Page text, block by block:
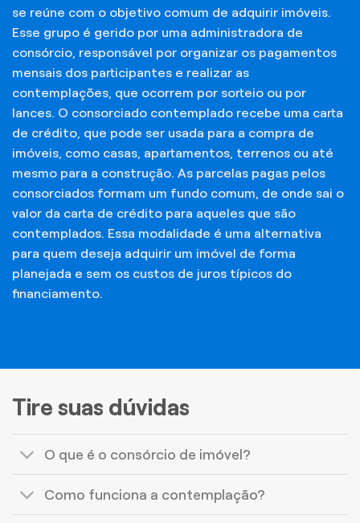
se reúne com o objetivo comum de adquirir imóveis.
Esse grupo é gerido por uma administradora de
consórcio, responsável por organizar os pagamentos
mensais dos participantes e realizar as
contemplações, que ocorrem por sorteio ou por
lances. O consorciado contemplado recebe uma carta
de crédito, que pode ser usada para a compra de
imóveis, como casas, apartamentos, terrenos ou até
mesmo para a construção. As parcelas pagas pelos
consorciados formam um fundo comum, de onde sai o
valor da carta de crédito para aqueles que são
contemplados. Essa modalidade é uma alternativa
para quem deseja adquirir um imóvel de forma
planejada e sem os custos de juros típicos do
financiamento.
Tire suas dúvidas
O que é o consórcio de imóvel?
Como funciona a contemplação?